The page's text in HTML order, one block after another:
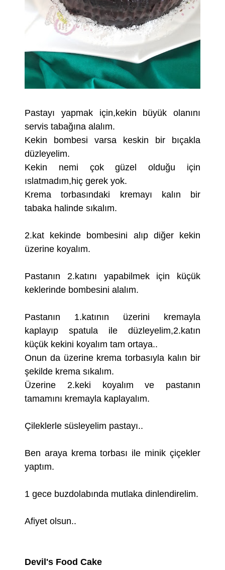
Pastayı yapmak için,kekin büyük olanını
servis tabağına alalım.
Kekin bombesi varsa keskin bir bıçakla
düzleyelim.
Kekin nemi çok güzel olduğu için
ıslatmadım,hiç gerek yok.
Krema torbasındaki kremayı kalın bir
tabaka halinde sıkalım.
2.kat kekinde bombesini alıp diğer kekin
üzerine koyalım.
Pastanın 2.katını yapabilmek için küçük
keklerinde bombesini alalım.
Pastanın 1.katının üzerini kremayla
kaplayıp spatula ile düzleyelim,2.katın
küçük kekini koyalım tam ortaya..
Onun da üzerine krema torbasıyla kalın bir
şekilde krema sıkalım.
Üzerine 2.keki koyalım ve pastanın
tamamını kremayla kaplayalım.
Çileklerle süsleyelim pastayı..
Ben araya krema torbası ile minik çiçekler
yaptım.
1 gece buzdolabında mutlaka dinlendirelim.
Afiyet olsun..
Devil's Food Cake